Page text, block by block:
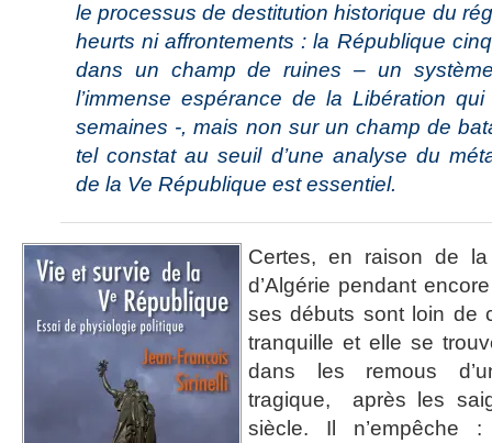
le processus de destitution historique du
heurts ni affrontements : la République
dans un champ de ruines – un
l’immense espérance de la Libération qui
semaines -, mais non sur un champ de
tel constat au seuil d’une analyse du
de la Ve République est essentiel.
Certes, en raison de
d’Algérie pendant
ses débuts sont loin de
tranquille et elle se
dans les remous
tragique, après les
siècle. Il n’empêche